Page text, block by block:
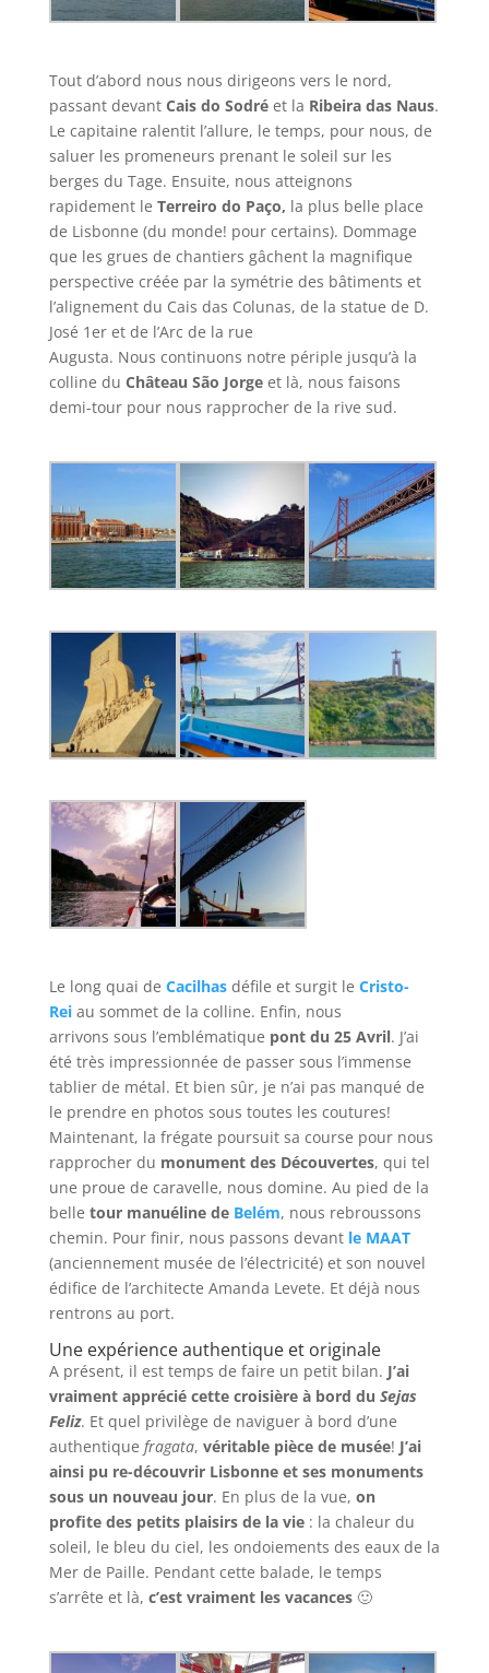
Tout d’abord nous nous dirigeons vers le nord,
passant devant Cais do Sodréet la Ribeira das Naus.
Le capitaine ralentit l’allure, le temps, pour nous, de
saluer les promeneurs prenant le soleil sur les
berges du Tage. Ensuite, nous atteignons
rapidement le Terreiro do Paço, la plus belle place
de Lisbonne (du monde! pour certains). Dommage
que les grues de chantiers gâchent la magnifique
perspective créée par la symétrie des bâtiments et
l’alignement du Cais das Colunas, de la statue de D.
José 1er et de l’Arc de la rue
Augusta. Nous continuons notre périple jusqu’à la
colline du Château São Jorge et là, nous faisons
demi-tour pour nous rapprocher de la rive sud.
Le long quai de Cacilhasdéfile et surgit le Cristo-
Rei au sommet de la colline. Enfin, nous
arrivons sous l’emblématique pont du 25 Avril. J’ai
été très impressionnée de passer sous l’immense
tablier de métal. Et bien sûr, je n’ai pas manqué de
le prendre en photos sous toutes les coutures!
Maintenant, la frégate poursuit sa course pour nous
rapprocher du monument des Découvertes, qui tel
une proue de caravelle, nous domine. Au pied de la
belle tour manuéline de Belém, nous rebroussons
chemin. Pour finir, nous passons devant le MAAT
(anciennement musée de l’électricité) et son nouvel
édifice de l’architecte Amanda Levete. Et déjà nous
rentrons au port.
Une expérience authentique et originale
A présent, il est temps de faire un petit bilan. J’ai
vraiment apprécié cette croisière à bord du Sejas
Feliz. Et quel privilège de naviguer à bord d’une
authentique fragata, véritable pièce de musée! J’ai
ainsi pu re-découvrir Lisbonne et ses monuments
sous un nouveau jour. En plus de la vue, on
profite des petits plaisirs de la vie: la chaleur du
soleil, le bleu du ciel, les ondoiements des eaux de la
Mer de Paille. Pendant cette balade, le temps
s’arrête et là, c’est vraiment les vacances🙂